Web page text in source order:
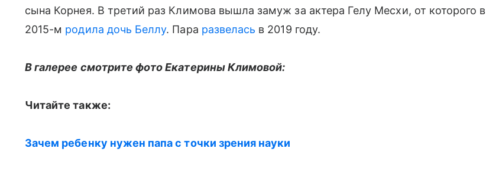
сына Корнея. В третий раз Климова вышла замуж за актера Гелу Месхи, от которого в
2015-м родила дочь Беллу. Пара развелась в 2019 году.
В галерее смотрите фото Екатерины Климовой:
Читайте также:
Зачем ребенку нужен папа с точки зрения науки